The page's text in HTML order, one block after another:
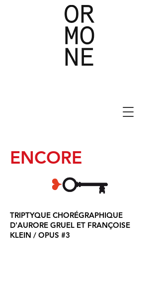
ENCORE
TRIPTYQUE CHORÉGRAPHIQUE
D'AURORE GRUEL ET FRANÇOISE
KLEIN / OPUS #3